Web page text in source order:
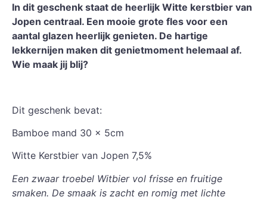
In dit geschenk staat de heerlijk Witte kerstbier van
Jopen centraal. Een mooie grote fles voor een
aantal glazen heerlijk genieten. De hartige
lekkernijen maken dit genietmoment helemaal af.
Wie maak jij blij?
Dit geschenk bevat:
Bamboe mand 30 x 5cm
Witte Kerstbier van Jopen 7,5%
Een zwaar troebel Witbier vol frisse en fruitige
smaken. De smaak is zacht en romig met lichte